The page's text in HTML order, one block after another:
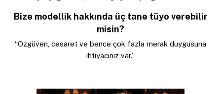
Bize modellik hakkında üç tane tüyo verebilir
misin?
“Özgüven, cesaret ve bence çok fazla merak duygusuna
ihtiyacınız var.”